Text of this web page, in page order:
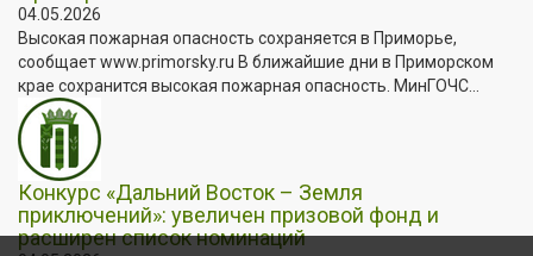
04.05.2026
Высокая пожарная опасность сохраняется в Приморье,
сообщает www.primorsky.ru В ближайшие дни в Приморском
крае сохранится высокая пожарная опасность. МинГОЧС...
Конкурс «Дальний Восток – Земля
приключений»: увеличен призовой фонд и
расширен список номинаций